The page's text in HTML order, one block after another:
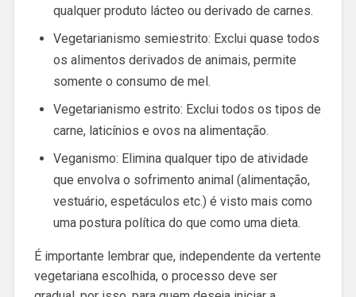
qualquer produto lácteo ou derivado de carnes.
Vegetarianismo semiestrito: Exclui quase todos
os alimentos derivados de animais, permite
somente o consumo de mel.
Vegetarianismo estrito: Exclui todos os tipos de
carne, laticínios e ovos na alimentação.
Veganismo: Elimina qualquer tipo de atividade
que envolva o sofrimento animal (alimentação,
vestuário, espetáculos etc.) é visto mais como
uma postura política do que como uma dieta.
É importante lembrar que, independente da vertente
vegetariana escolhida, o processo deve ser